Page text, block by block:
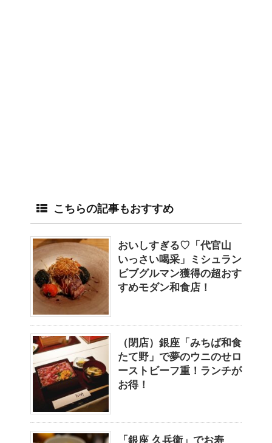
こちらの記事もおすすめ
おいしすぎる♡「代官山
いっさい喝采」ミシュラン
ビブグルマン獲得の超おす
すめモダン和食店！
（閉店）銀座「みちば和食
たて野」で夢のウニのせロ
ーストビーフ重！ランチが
お得！
「銀座 久兵衛」でお寿